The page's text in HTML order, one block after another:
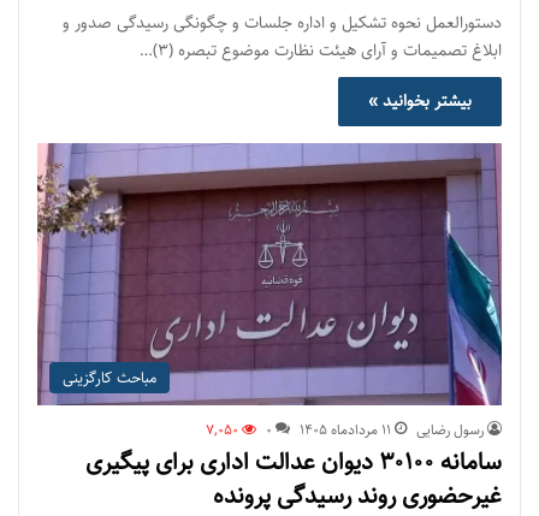
دستورالعمل نحوه تشکیل و اداره جلسات و چگونگی رسیدگی صدور و
‏ابلاغ تصمیمات و‎ ‎آرای هیئت نظارت موضوع تبصره (۳)…
بیشتر بخوانید »
مباحث کارگزینی
رسول رضایی ۱۱ مرداد‌ماه ۱۴۰۵ 0
7,050
سامانه ۳۰۱۰۰ دیوان عدالت اداری برای پیگیری
غیرحضوری روند رسیدگی پرونده